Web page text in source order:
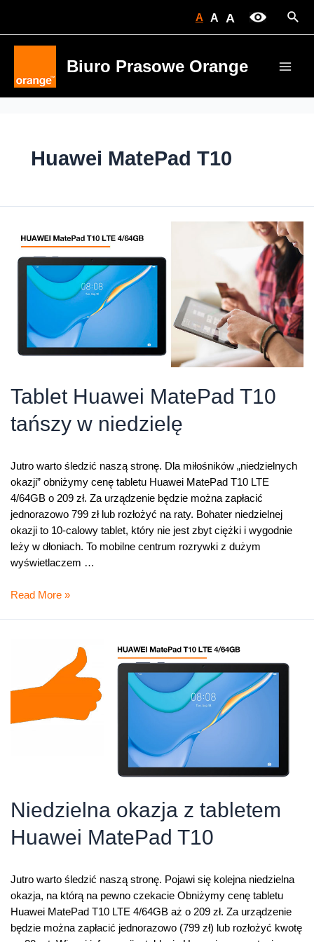
A A A
Biuro Prasowe Orange
Huawei MatePad T10
Tablet Huawei MatePad T10
tańszy w niedzielę
Jutro warto śledzić naszą stronę. Dla miłośników „niedzielnych
okazji” obniżymy cenę tabletu Huawei MatePad T10 LTE
4/64GB o 209 zł. Za urządzenie będzie można zapłacić
jednorazowo 799 zł lub rozłożyć na raty. Bohater niedzielnej
okazji to 10-calowy tablet, który nie jest zbyt ciężki i wygodnie
leży w dłoniach. To mobilne centrum rozrywki z dużym
wyświetlaczem …
Tablet
niedzielę
Read More »
Niedzielna okazja z tabletem
Huawei MatePad T10
Jutro warto śledzić naszą stronę. Pojawi się kolejna niedzielna
okazja, na którą na pewno czekacie Obniżymy cenę tabletu
Huawei MatePad T10 LTE 4/64GB aż o 209 zł. Za urządzenie
będzie można zapłacić jednorazowo (799 zł) lub rozłożyć kwotę